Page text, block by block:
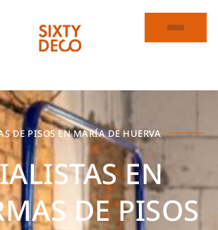
DE PISOS EN MARÍA DE HUERVA
EN
DE PISOS